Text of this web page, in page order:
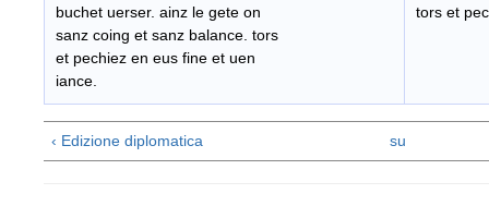
buchet uerser. ainz le gete on
sanz coing et sanz balance. tors
et pechiez en eus fine et uen
iance.
tors et
‹ Edizione diplomatica su